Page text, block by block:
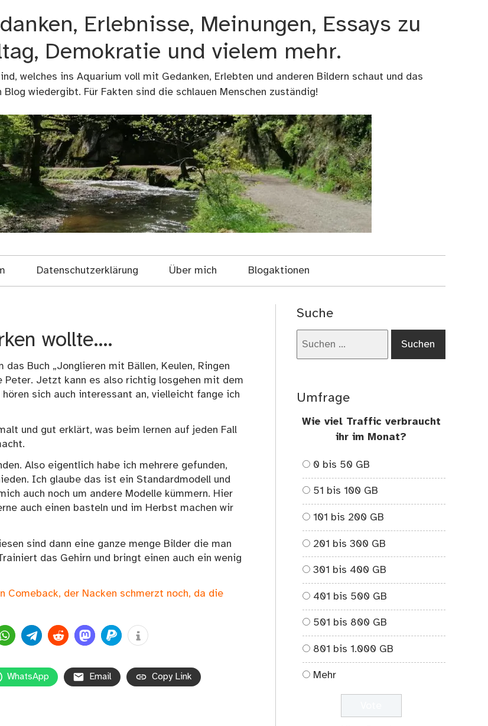
Erlebnisse, Meinungen, Essays zu
Demokratie und vielem mehr.
welches ins Aquarium voll mit Gedanken, Erlebten und anderen Bildern schaut und das
wiedergibt. Für Fakten sind die schlauen Menschen zuständig!
Datenschutzerklärung Über mich Blogaktionen
wollte….
Buch „Jonglieren mit Bällen, Keulen, Ringen
Peter. Jetzt kann es also richtig losgehen mit dem
sich auch interessant an, vielleicht fange ich
und gut erklärt, was beim lernen auf jeden Fall
Also eigentlich habe ich mehrere gefunden,
Ich glaube das ist ein Standardmodell und
auch noch um andere Modelle kümmern. Hier
auch einen basteln und im Herbst machen wir
sind dann eine ganze menge Bilder die man
das Gehirn und bringt einen auch ein wenig
Comeback, der Nacken schmerzt noch, da die
WhatsApp Email Copy Link
Suche
Umfrage
Wie viel Traffic verbraucht
ihr im Monat?
0 bis 50 GB
51 bis 100 GB
101 bis 200 GB
201 bis 300 GB
301 bis 400 GB
401 bis 500 GB
501 bis 800 GB
801 bis 1.000 GB
Mehr